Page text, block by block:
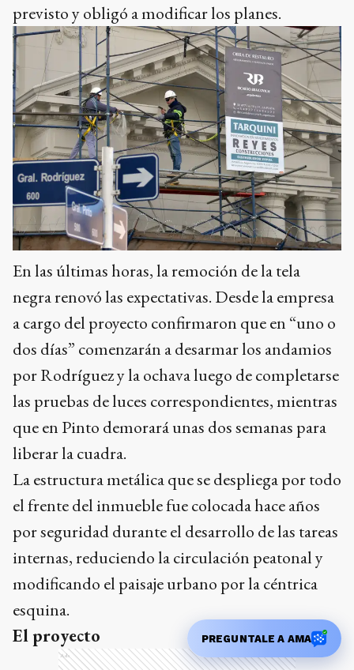
previsto y obligó a modificar los planes.
En las últimas horas, la remoción de la tela
negra renovó las expectativas. Desde la empresa
a cargo del proyecto confirmaron que en “uno o
dos días” comenzarán a desarmar los andamios
por Rodríguez y la ochava luego de completarse
las pruebas de luces correspondientes, mientras
que en Pinto demorará unas dos semanas para
liberar la cuadra.
La estructura metálica que se despliega por todo
el frente del inmueble fue colocada hace años
por seguridad durante el desarrollo de las tareas
internas, reduciendo la circulación peatonal y
modificando el paisaje urbano por la céntrica
esquina.
El proyecto
Ads
PREGUNTALE A AMA